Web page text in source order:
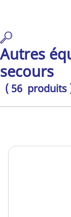
Autres
secours
( 56 produits